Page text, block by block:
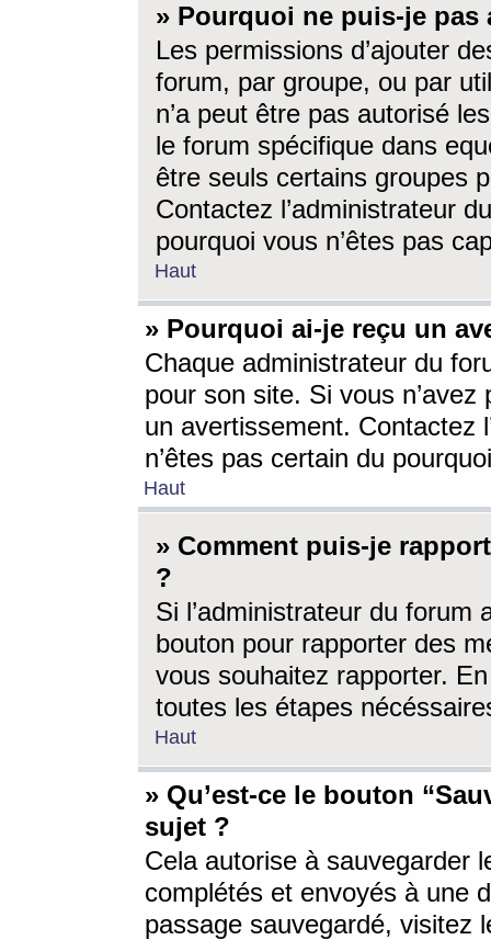
» Pourquoi ne puis-je
Les permissions d’ajouter
forum, par groupe, ou par
n’a peut être pas autorisé
le forum spécifique dans
être seuls certains groupes
Contactez l’administrateur
pourquoi vous n’êtes pas
Haut
» Pourquoi ai-je reçu un
Chaque administrateur du
pour son site. Si vous
un avertissement. Contactez
n’êtes pas certain du
Haut
» Comment puis-je
?
Si l’administrateur du forum
bouton pour rapporter des
vous souhaitez rapporter.
toutes les étapes
Haut
» Qu’est-ce le bouton
sujet ?
Cela autorise à sauvegarder
complétés et envoyés à une
passage sauvegardé, visitez